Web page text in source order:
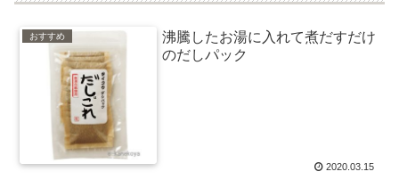
おすすめ
沸騰したお湯に入れて煮だすだけ
のだしパック
2020.03.15